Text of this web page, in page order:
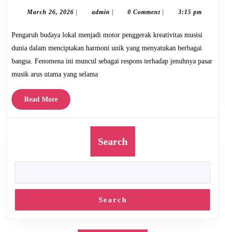
Lokal
Perkembangan
Musik
Global
March 26, 2026 March
| admin admin
| 0 Comment | 3:15 pm
Pengaruh budaya lokal menjadi motor penggerak kreativitas musisi
dunia dalam menciptakan harmoni unik yang menyatukan berbagai
bangsa. Fenomena ini muncul sebagai respons terhadap jenuhnya pasar
musik arus utama yang selama
Read MoreRead
More
Search
Search